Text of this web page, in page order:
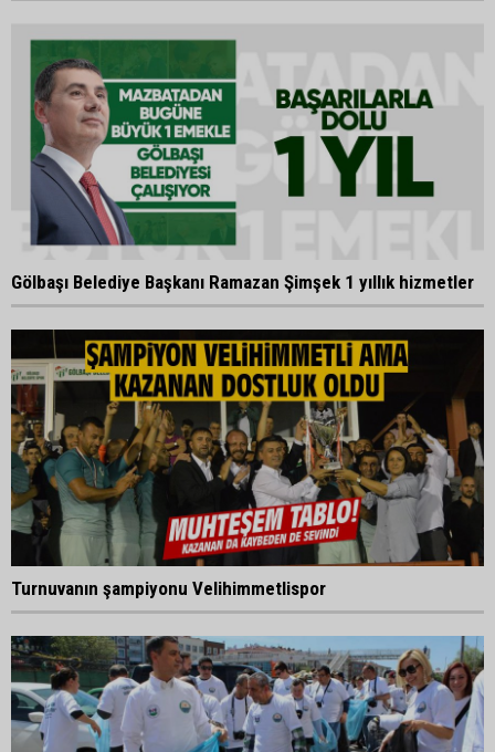
Gölbaşı Belediye Başkanı Ramazan Şimşek 1 yıllık hizmetler
Turnuvanın şampiyonu Velihimmetlispor